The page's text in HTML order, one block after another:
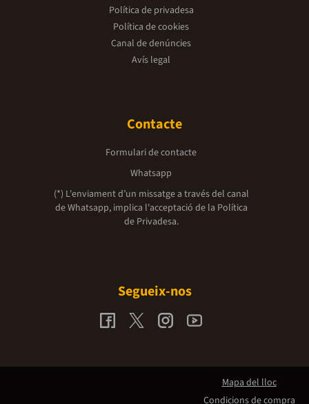
Política de privadesa
Política de cookies
Canal de denúncies
Avís legal
Contacte
Formulari de contacte
Whatsapp
(*) L'enviament d’un missatge a través del canal
de Whatsapp, implica l'acceptació de la Política
de Privadesa.
Segueix-nos
Mapa del lloc
Condicions de compra